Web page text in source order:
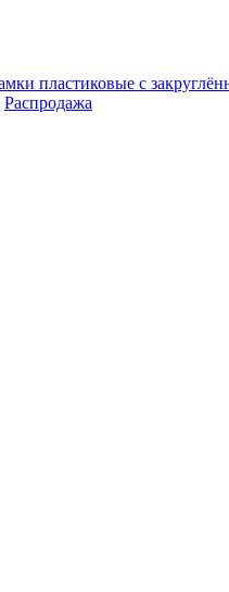
пластиковые c
Распродажа